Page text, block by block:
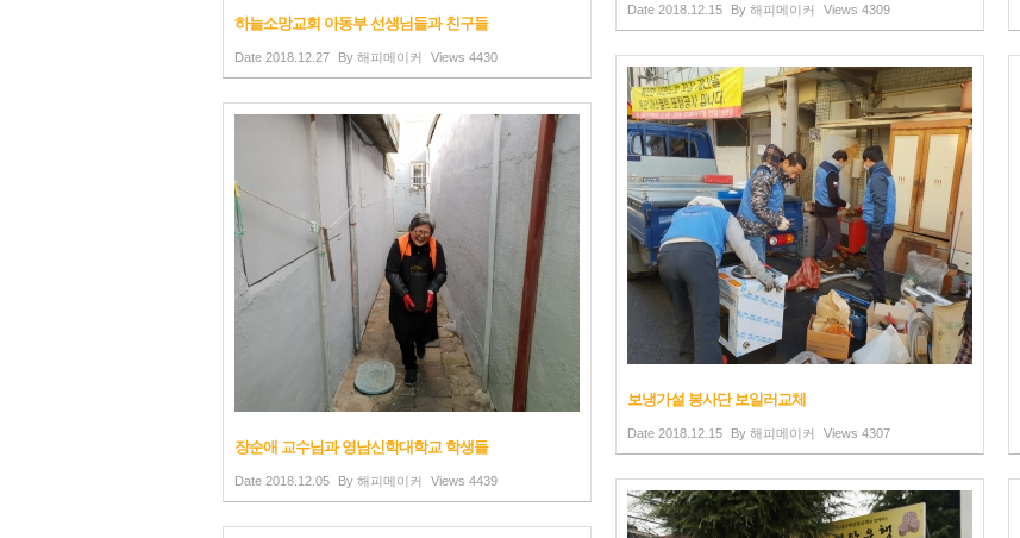
하늘소망교회 아동부 선생님들과 친구들
Date 2018.12.27 By 해피메이커 Views 4430
Date 2018.12.15 By 해피메이커 Views 4309
보냉가설 봉사단 보일러교체
Date 2018.12.15 By 해피메이커 Views 4307
장순애 교수님과 영남신학대학교 학생들
Date 2018.12.05 By 해피메이커 Views 4439